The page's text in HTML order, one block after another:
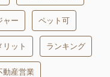
ャー ペット可
リット ランキング
動産営業